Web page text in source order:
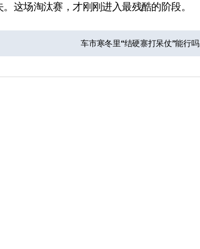
这场淘汰赛，才刚刚进入最残酷的阶段。
车市寒冬里“结硬寨打呆仗”能行吗